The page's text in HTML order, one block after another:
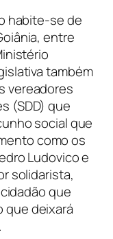
habite-se de
entre
também
vereadores
(SDD) que
social que
como os
Ludovico e
solidarista,
que
que deixará